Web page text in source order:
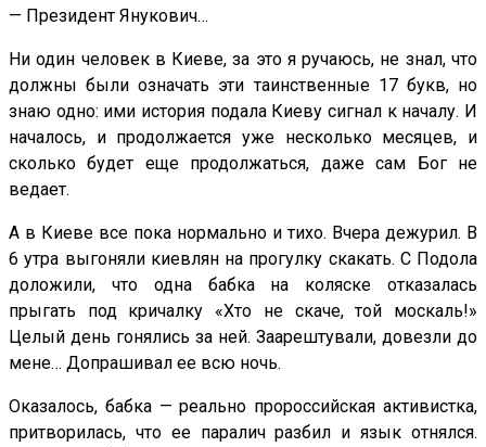
— Президент Янукович…
Ни один человек в Киеве, за это я ручаюсь, не знал, что
должны были означать эти таинственные 17 букв, но
знаю одно: ими история подала Киеву сигнал к началу. И
началось, и продолжается уже несколько месяцев, и
сколько будет еще продолжаться, даже сам Бог не
ведает.
А в Киеве все пока нормально и тихо. Вчера дежурил. В
6 утра выгоняли киевлян на прогулку скакать. С Подола
доложили, что одна бабка на коляске отказалась
прыгать под кричалку «Хто не скаче, той москаль!»
Целый день гонялись за ней. Заарештували, довезли до
мене… Допрашивал ее всю ночь.
Оказалось, бабка — реально пророссийская активистка,
притворилась, что ее паралич разбил и язык отнялся.